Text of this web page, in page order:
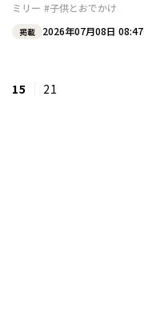
ミリー #子供とおでかけ
掲載 2026年07月08日 08:47
15 21